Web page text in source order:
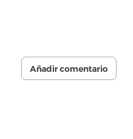
Añadir comentario